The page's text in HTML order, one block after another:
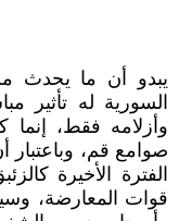
يبدو أن ما يحدث
السورية له تأثير
وأزلامه فقط،
صوامع قم،
الفترة الأخيرة
قوات المعارضة،